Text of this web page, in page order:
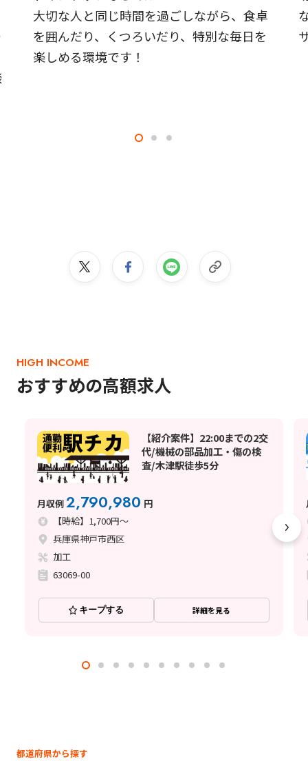
大切な人と同じ時間を過ごしながら、食卓
を囲んだり、くつろいだり、特別な毎日を
楽しめる環境です！
HIGH INCOME
おすすめの高額求人
【紹介案件】22:00までの2交
代/機械の部品加工・傷の検
査/木津駅徒歩5分
月収例2,790,980 円
【時給】1,700円～
兵庫県神戸市西区
加工
63069-00
キープする 詳細を見る
都道府県から探す